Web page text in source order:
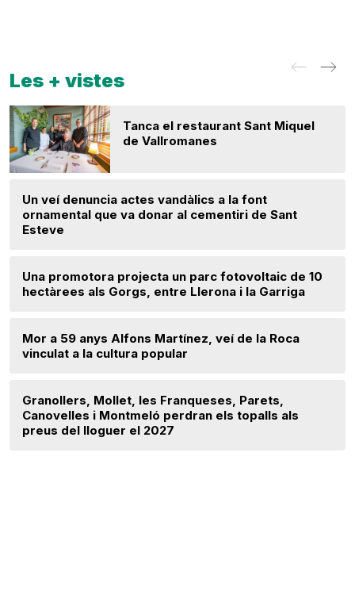
Les + vistes
Tanca el restaurant Sant Miquel
de Vallromanes
Un veí denuncia actes vandàlics a la font
ornamental que va donar al cementiri de Sant
Esteve
Una promotora projecta un parc fotovoltaic de 10
hectàrees als Gorgs, entre Llerona i la Garriga
Mor a 59 anys Alfons Martínez, veí de la Roca
vinculat a la cultura popular
Granollers, Mollet, les Franqueses, Parets,
Canovelles i Montmeló perdran els topalls als
preus del lloguer el 2027